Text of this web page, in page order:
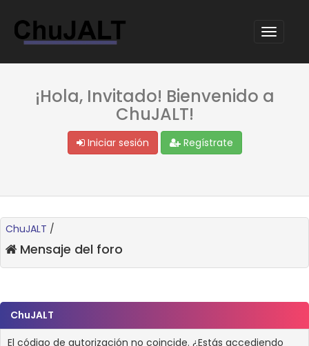
¡Hola, Invitado! Bienvenido a
ChuJALT!
Iniciar sesión Regístrate
ChuJALT /
Mensaje del foro
ChuJALT
El código de autorización no coincide. ¿Estás accediendo